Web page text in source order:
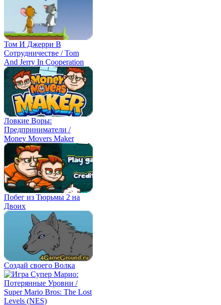
Том И Джерри В
Сотрудничестве / Tom
And Jerry In Cooperation
Ловкие Воры:
Предприниматели /
Money Movers Maker
Побег из Тюрьмы 2 на
Двоих
Создай своего Волка